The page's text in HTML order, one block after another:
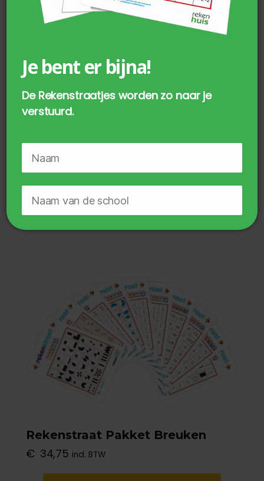
Rekenstraat Pakket Procenten
TOEVOEGEN AAN WINKELWAGEN
Rekenstraat Pakket Breuken
€ 34,75 incl. BTW
Je bent er bijna!
De Rekenstraatjes worden zo naar je
verstuurd.
Door te downloaden ga je akkoord met
hetprivacy beleid.
Probeer het Rekenstraatjes-
proefpakket